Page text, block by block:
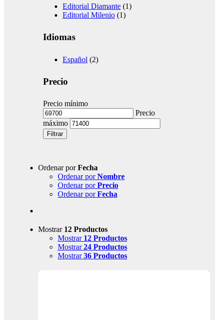
Editorial Diamante (1)
Editorial Milenio (1)
Idiomas
Español (2)
Precio
Precio mínimo
Precio
máximo
Filtrar
Ordenar porFecha
Ordenar porNombre
Ordenar porPrecio
Ordenar porFecha
Mostrar 12 Productos
Mostrar 12 Productos
Mostrar24 Productos
Mostrar36 Productos